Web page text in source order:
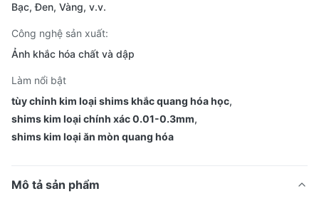
Bạc, Đen, Vàng, v.v.
Công nghệ sản xuất:
Ảnh khắc hóa chất và dập
Làm nổi bật
tùy chỉnh kim loại shims khắc quang hóa học,
shims kim loại chính xác 0.01-0.3mm,
shims kim loại ăn mòn quang hóa
Mô tả sản phẩm